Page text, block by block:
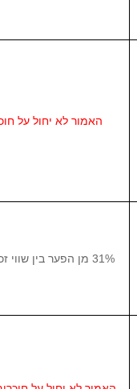
31% מן הפער בין שווי זכויות החכירה שנקבעו בחוזה או ששולמו בגינן דמי היתר, לבין שווי הבעלות לפי שומה. (תשלום מינימלי של 9%,10%,11%,12% לפי השנים).